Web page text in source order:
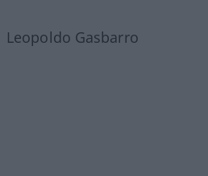
Leopoldo Gasbarro